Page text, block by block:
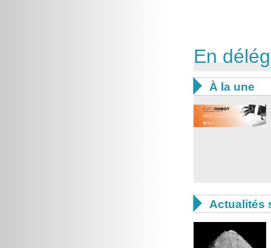
En
 À la une
 Actualités